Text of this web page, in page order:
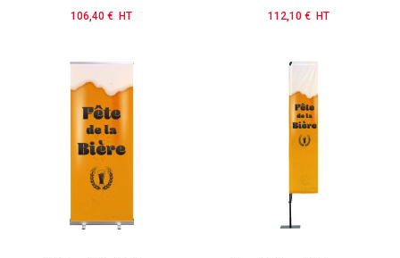
Prix
106,40 € HT Prix
112,10 € HT